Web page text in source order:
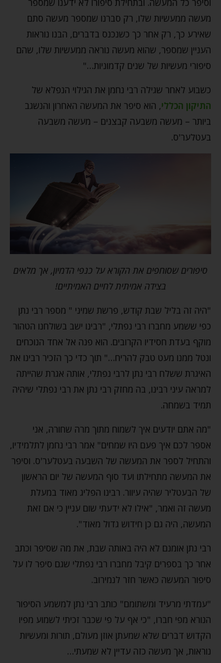
מעשה ממעשיות שלו, רק סברנו שמספר מעשה סתם
שאירע כך, רק אחר כך כשנכנס בדברים, הבנו נוראות
העניין שמספר, שהוא מעשה נוראה ממעשיות שלו, שהם
סיפורי מעשיות של שנים קדמוניות…"
כשבוע לאחר שגילה רבי נחמן את הגילוי הנפלא של
התיקון הכללי, הוא סיפר את המעשה האחרון והנשגב
ביותר – מעשה משבעה קבצנים – מעשה משבעה
בעטלער'ס.
סיפורים שסוחפים את הקורא על כנפי הדמיון, אך מלאים
בצידה אמיתית לחיים האמיתיים!
"היה זה בליל שבת קודש, פרשת שמיני " מספר רבי נתן
כפי ששמע מחברו רבי נפתלי, "רבינו ישב בשולחנו הטהור
מוקף בעדת חסידיו הקרובים. הוא פנה אל אחד הנוכחים
ונטל ממנו מעט טבק להריח…" תוך כדי כך הזכיר רבינו את
האיגרת ששלח רבי נתן לרבי נפתלי, אותה אגרת שהייתה
למראה עיני רבינו, בה מחזק רבי נתן את רבי נפתלי שיהיה
תמיד בשמחה.
"מה אתם יודעים איך לשמוח מתוך מרה שחורה, אני
אספר לכם איך פעם היו שמחים" אמר רבי נחמן לתלמידיו,
והתחיל לספר את המעשה של השבעה בעטלער'ס. וסיפר
את המעשה מתחילתו ועד סוף המעשה של יום הראשון
של הבעטליר שהיה עיוור. רבינו הפליג מאוד במעלת
מעשה זה ואמר, "אילו לא ידעתי שום עניין כי אם זאת
המעשה, היה גם כן חידוש גדול מאוד".
רבי נתן אומנם לא היה באותה שבת, את מה שסיפר וכתב
אחר כך בספרים קיבל מחברו רבי נפתלי שגם סיפר לו על
סיפור המעשה כאשר חזר לנמירוב.
"עמדתי מרעיד ומשתומם" כותב רבי נתן למשמע הסיפור
הנורא מפי חברו, "כי אף על פי שכבר זכיתי לשמוע מפיו
הקדוש דברים שלא שמעתן אוזן מעולם, תורות ומעשיות
נוראות, אך מעשה כזה עדיין לא שמעתי…